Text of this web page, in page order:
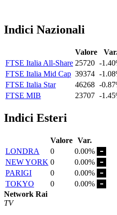
Indici Nazionali
Valore
FTSE Italia All-Share 25720 -
FTSE Italia Mid Cap 39374 -
FTSE Italia Star
46268 -
FTSE MIB
23707 -
Indici Esteri
Valore Var.
LONDRA
0
0.00%
NEW YORK 0
0.00%
PARIGI
0
0.00%
TOKYO
0
0.00%
Network Rai
TV